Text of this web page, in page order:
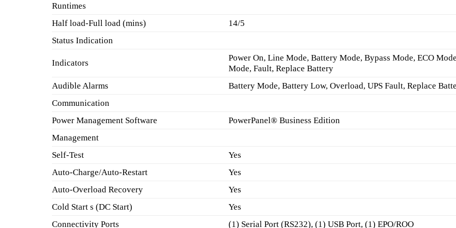
Runtimes
Half load-Full load (mins)
14/5
Status Indication
Indicators
Power On, Line Mode, Battery Mode, Bypass Mode, ECO
Mode, Fault, Replace Battery
Audible Alarms
Battery Mode, Battery Low, Overload, UPS Fault, Replace
Communication
Power Management Software
PowerPanel® Business Edition
Management
Self-Test
Yes
Auto-Charge/Auto-Restart
Yes
Auto-Overload Recovery
Yes
Cold Start s (DC Start)
Yes
Connectivity Ports
(1) Serial Port (RS232), (1) USB Port, (1) EPO/ROO